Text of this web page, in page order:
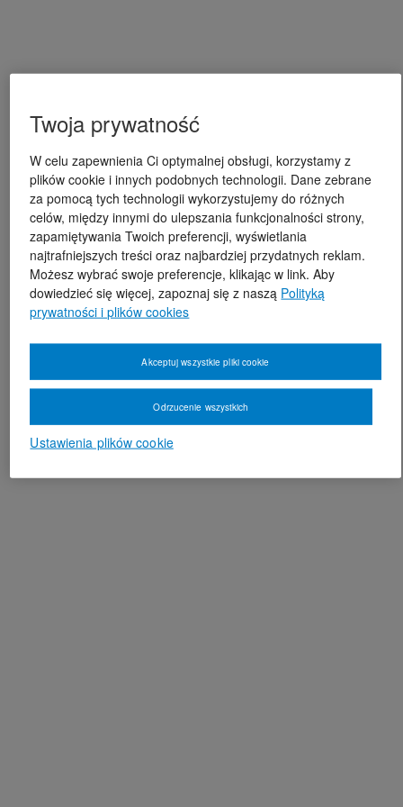
Twoja prywatność
W celu zapewnienia Ci optymalnej obsługi, korzystamy z
plików cookie i innych podobnych technologii. Dane zebrane
za pomocą tych technologii wykorzystujemy do różnych
celów, między innymi do ulepszania funkcjonalności strony,
zapamiętywania Twoich preferencji, wyświetlania
najtrafniejszych treści oraz najbardziej przydatnych reklam.
Możesz wybrać swoje preferencje, klikając w link. Aby
dowiedzieć się więcej, zapoznaj się z naszą Polityką
prywatności i plików cookies
Ustawienia plików cookie
Odrzucenie wszystkich
Akceptuj wszystkie pliki cookie